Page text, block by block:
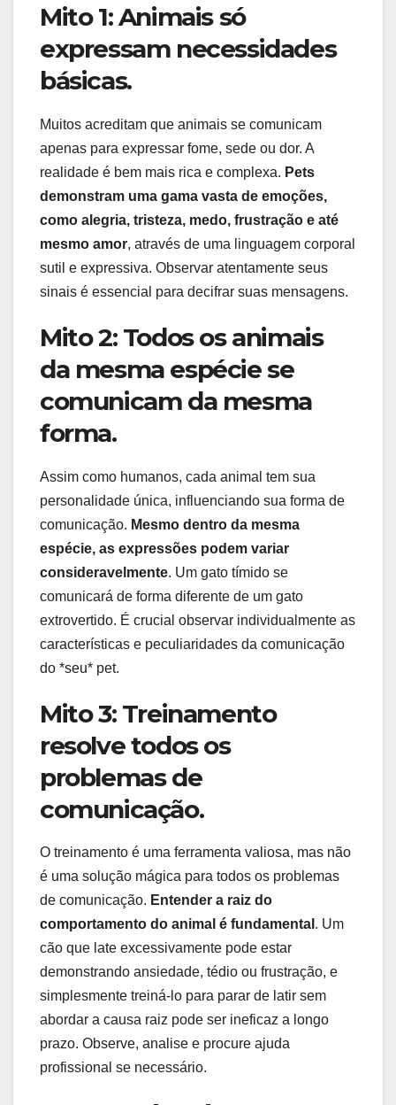
Mito 1: Animais só
expressam necessidades
básicas.
Muitos acreditam que animais se comunicam
apenas para expressar fome, sede ou dor. A
realidade é bem mais rica e complexa. Pets
demonstram uma gama vasta de emoções,
como alegria, tristeza, medo, frustração e até
mesmo amor, através de uma linguagem corporal
sutil e expressiva. Observar atentamente seus
sinais é essencial para decifrar suas mensagens.
Mito 2: Todos os animais
da mesma espécie se
comunicam da mesma
forma.
Assim como humanos, cada animal tem sua
personalidade única, influenciando sua forma de
comunicação. Mesmo dentro da mesma
espécie, as expressões podem variar
consideravelmente. Um gato tímido se
comunicará de forma diferente de um gato
extrovertido. É crucial observar individualmente as
características e peculiaridades da comunicação
do *seu* pet.
Mito 3: Treinamento
resolve todos os
problemas de
comunicação.
O treinamento é uma ferramenta valiosa, mas não
é uma solução mágica para todos os problemas
de comunicação. Entender a raiz do
comportamento do animal é fundamental . Um
cão que late excessivamente pode estar
demonstrando ansiedade, tédio ou frustração, e
simplesmente treiná-lo para parar de latir sem
abordar a causa raiz pode ser ineficaz a longo
prazo. Observe, analise e procure ajuda
profissional se necessário.